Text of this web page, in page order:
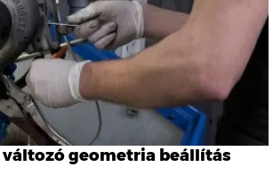
változó geometria beállítás